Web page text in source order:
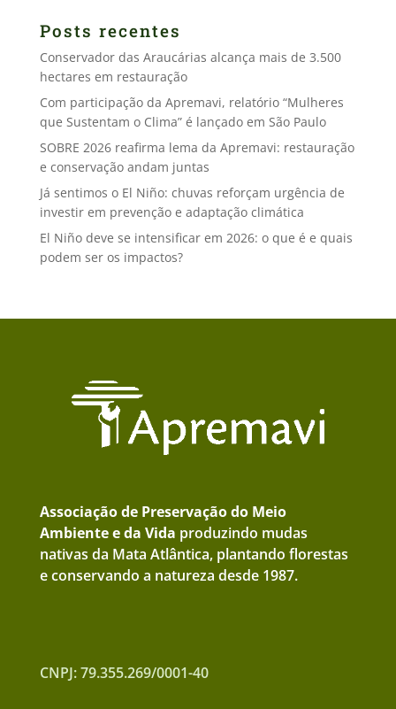
Posts recentes
Conservador das Araucárias alcança mais de 3.500
hectares em restauração
Com participação da Apremavi, relatório “Mulheres
que Sustentam o Clima” é lançado em São Paulo
SOBRE 2026 reafirma lema da Apremavi: restauração
e conservação andam juntas
Já sentimos o El Niño: chuvas reforçam urgência de
investir em prevenção e adaptação climática
El Niño deve se intensificar em 2026: o que é e quais
podem ser os impactos?
Associação de Preservação do Meio
Ambiente e da Vida produzindo mudas
nativas da Mata Atlântica, plantando florestas
e conservando a natureza desde 1987.
CNPJ: 79.355.269/0001-40